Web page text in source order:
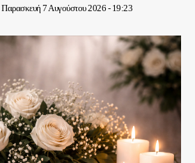
Παρασκευή 7 Αυγούστου 2026 - 19:23